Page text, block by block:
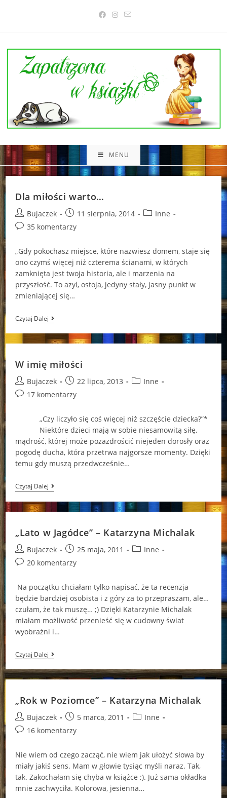
MENU
Dla miłości warto…
Post
author:
Bujaczek
Post
published:
11 sierpnia, 2014
PostInne
Post35 komentarzy
„Gdy pokochasz miejsce, które nazwiesz domem, staje się
ono czymś więcej niż czterema ścianami, w których
zamknięta jest twoja historia, ale i marzenia na
przyszłość. To azyl, ostoja, jedyny stały, jasny punkt w
zmieniającej się…
Czytaj DalejDla
Miłości
Warto…
W imię miłości
Post
author:
Bujaczek
Post
published:
22 lipca, 2013
PostInne
Post17 komentarzy
„Czy liczyło się coś więcej niż szczęście dziecka?”*
Niektóre dzieci mają w sobie niesamowitą siłę,
mądrość, której może pozazdrościć niejeden dorosły oraz
pogodę ducha, która przetrwa najgorsze momenty. Dzięki
temu gdy muszą przedwcześnie…
Czytaj DalejW
Imię
Miłości
„Lato w Jagódce” – Katarzyna Michalak
Post
author:
Bujaczek
Post
published:
25 maja, 2011
PostInne
Post20 komentarzy
Na początku chciałam tylko napisać, że ta recenzja
będzie bardziej osobista i z góry za to przepraszam, ale…
czułam, że tak muszę… ;) Dzięki Katarzynie Michalak
miałam możliwość przenieść się w cudowny świat
wyobraźni i…
Czytaj Dalej„Lato
W
Jagódce”
–
Michalak
„Rok w Poziomce” – Katarzyna Michalak
Post
author:
Bujaczek
Post
published:
5 marca, 2011
PostInne
Post16 komentarzy
Nie wiem od czego zacząć, nie wiem jak ułożyć słowa by
miały jakiś sens. Mam w głowie tysiąc myśli naraz. Tak,
tak. Zakochałam się chyba w książce ;). Już sama okładka
mnie zachwyciła. Kolorowa, jesienna…